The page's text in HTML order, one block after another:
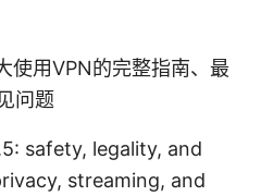
使用VPN的完整指南、最
问题
safety, legality, and
streaming, and